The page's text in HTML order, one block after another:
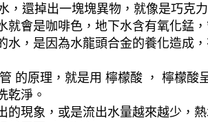
還掉出一塊塊異物，就像是巧克
會是咖啡色，地下水含有氧化錳
，是因為水龍頭合金的養化造成
的原理，就是用 檸檬酸 ， 檸檬
乾淨。
現象，或是流出水量越來越少，